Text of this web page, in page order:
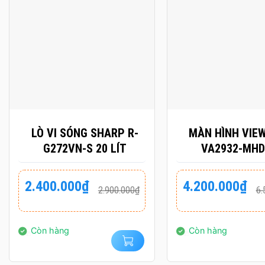
LÒ VI SÓNG SHARP R-
G272VN-S 20 LÍT
2.900.000₫
Giá
gốc
2.900.000₫.
2.400.000₫
Giá
hiện
là:
2.400.000₫.
Còn hàng
MÀN HÌNH
VA2932-
INCH/WFHD/
BẢO HÀNH
36
Giá
gốc
6.500.000₫.
4.200.000₫
Giá
hiện
là:
4.200.000₫.
Còn hàng